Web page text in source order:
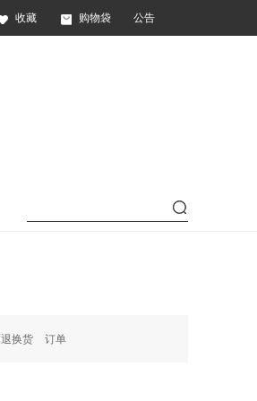
收藏 购物袋 公告
退换货 订单